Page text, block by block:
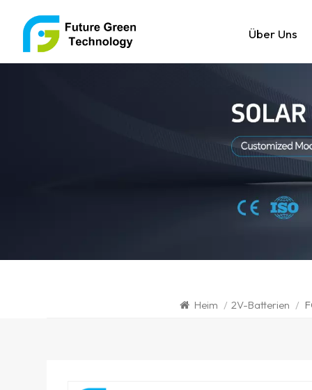
Über Uns
Heim / 2V-Batterien /